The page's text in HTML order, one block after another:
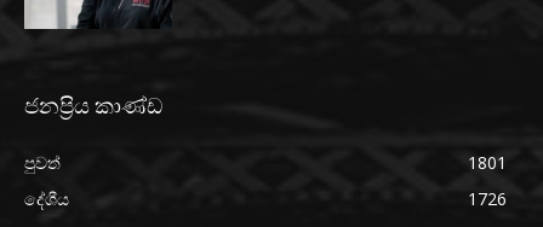
ජනප්‍රිය කාණ්ඩ
පුවත්
1801
දේශීය
1726